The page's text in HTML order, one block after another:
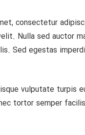
consectetur
Nulla sed auctor
Sed egestas
vulputate turpis
tortor semper